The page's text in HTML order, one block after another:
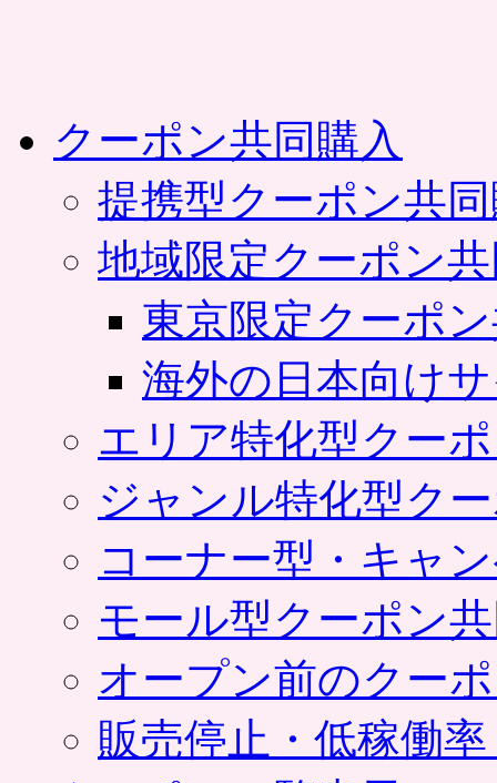
クーポン共同購入
提携型クーポン共
地域限定クーポン
東京限定クーポ
海外の日本向け
エリア特化型クー
ジャンル特化型ク
コーナー型・キャ
モール型クーポン
オープン前のクー
販売停止・低稼働